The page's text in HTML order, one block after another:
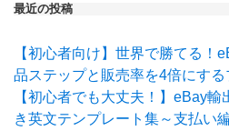
最近の投稿
【初心者向け】世界で勝てる！
品ステップと販売率を4倍にす
【初心者でも大丈夫！】eBay
き英文テンプレート集～支払い